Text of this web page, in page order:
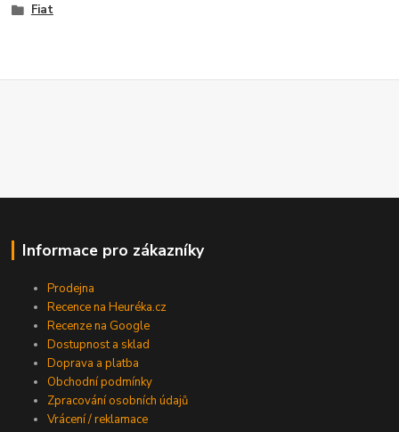
Fiat
Informace pro zákazníky
Prodejna
Recence na Heuréka.cz
Recenze na Google
Dostupnost a sklad
Doprava a platba
Obchodní podmínky
Zpracování osobních údajů
Vrácení / reklamace